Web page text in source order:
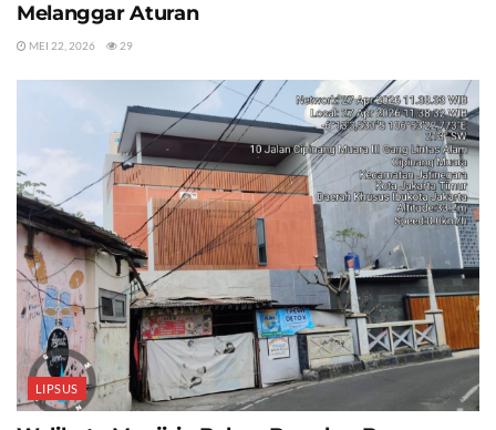
Melanggar Aturan
MEI 22, 2026 29
LIPSUS